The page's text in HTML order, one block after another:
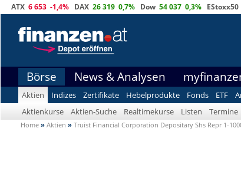
ATX 6 653 -1,4% DAX 26 319 0,7% Dow 54 037 0,3% EStoxx50
Börse News & Analysen
Aktien Indizes Zertifikate Hebelprodukte Fonds ETF
Aktienkurse
Aktien-Suche Realtimekurse Listen Termine
Home » Aktien » Truist Financial Corporation Depositary Shs Repr 1-